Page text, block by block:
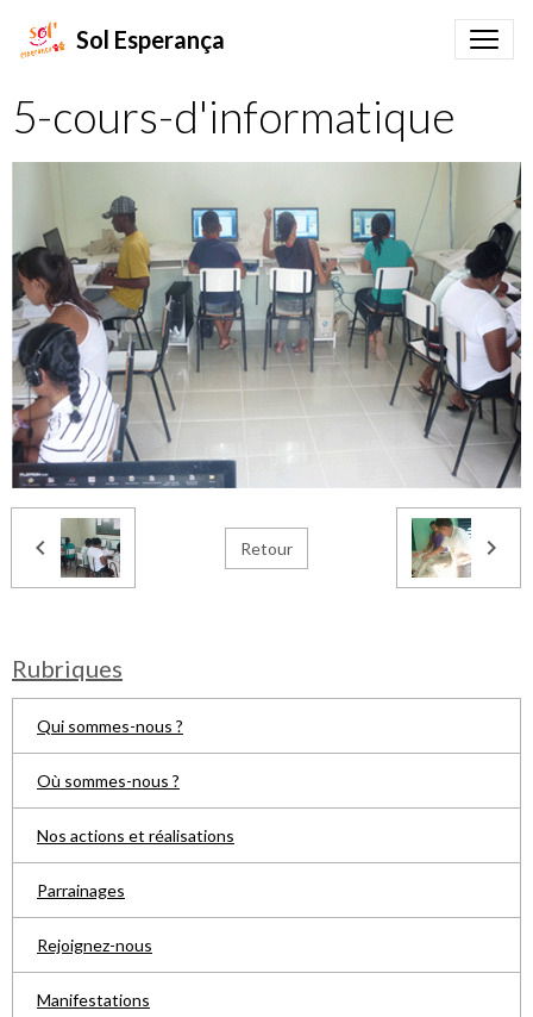
Sol Esperança
5-cours-d'informatique
Retour
Rubriques
Qui sommes-nous ?
Où sommes-nous ?
Nos actions et réalisations
Parrainages
Rejoignez-nous
Manifestations